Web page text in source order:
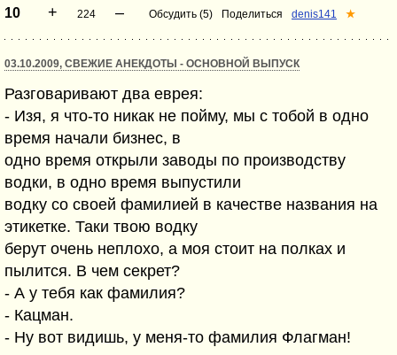
10 + 224 – Обсудить (5) Поделиться denis141 ★
03.10.2009, СВЕЖИЕ АНЕКДОТЫ - ОСНОВНОЙ ВЫПУСК
Разговаривают два еврея:
- Изя, я что-то никак не пойму, мы с тобой в одно
время начали бизнес, в
одно время открыли заводы по производству
водки, в одно время выпустили
водку со своей фамилией в качестве названия на
этикетке. Таки твою водку
берут очень неплохо, а моя стоит на полках и
пылится. В чем секрет?
- А у тебя как фамилия?
- Кацман.
- Ну вот видишь, у меня-то фамилия Флагман!